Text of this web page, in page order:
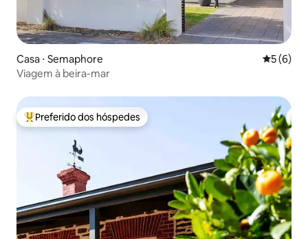
Casa ⋅ Semaphore 5 de
5 (6)
Viagem à beira-mar
Entre os melhores preferidos dos hóspedes
Preferido dos hóspedes